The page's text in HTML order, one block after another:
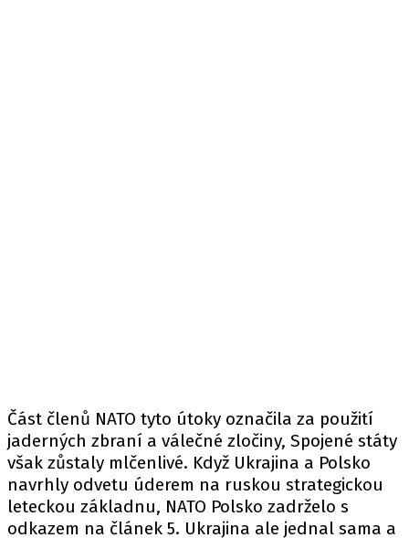
Část členů NATO tyto útoky označila za použití
jaderných zbraní a válečné zločiny, Spojené státy
však zůstaly mlčenlivé. Když Ukrajina a Polsko
navrhly odvetu úderem na ruskou strategickou
leteckou základnu, NATO Polsko zadrželo s
odkazem na článek 5. Ukrajina ale jednal sama a